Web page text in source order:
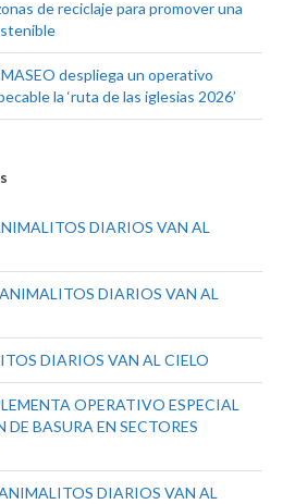
de reciclaje para promover una
despliega un operativo
la ‘ruta de las iglesias 2026’
DIARIOS VAN AL
DIARIOS VAN AL
DIARIOS VAN AL CIELO
OPERATIVO ESPECIAL
DE BASURA EN SECTORES
DIARIOS VAN AL